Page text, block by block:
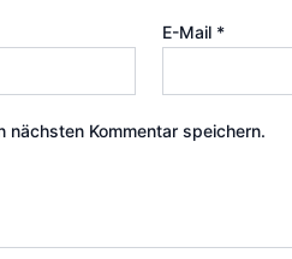
E-Mail *
nächsten Kommentar speichern.